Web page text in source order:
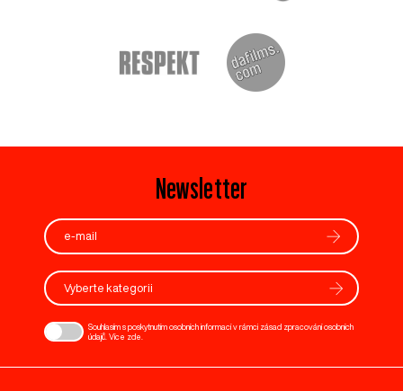
Newsletter
Vyberte kategorii
Souhlasím s poskytnutím osobních informací v rámci zásad zpracování osobních
údajů. Více zde